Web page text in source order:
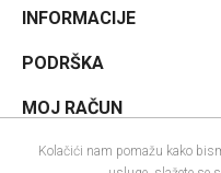
INFORMACIJE
PODRŠKA
MOJ RAČUN
Kolačići nam pomažu kako